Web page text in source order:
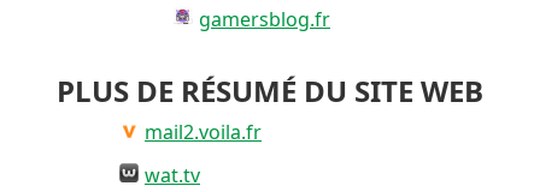
gamersblog.fr
PLUS DE RÉSUMÉ DU SITE WEB
mail2.voila.fr
wat.tv